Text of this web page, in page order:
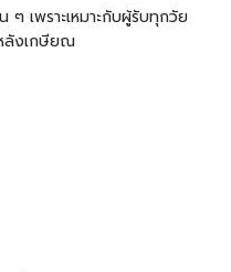
เพราะเหมาะกับผู้รับทุกวัย
ลังเกษียณ